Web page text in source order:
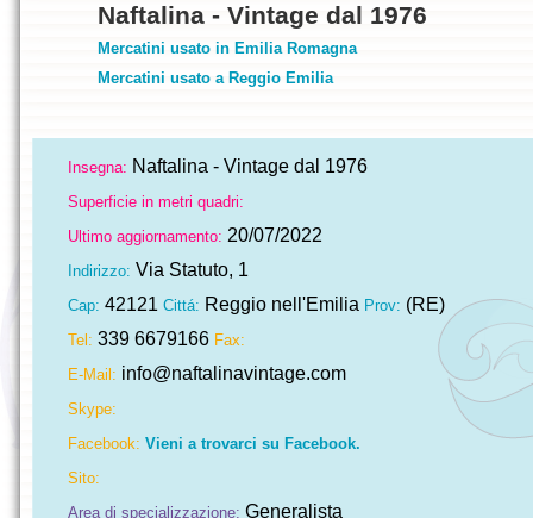
Naftalina - Vintage dal 1976
Mercatini usato in Emilia Romagna
Mercatini usato a Reggio Emilia
Insegna: Naftalina - Vintage dal 1976
Superficie in metri quadri:
Ultimo aggiornamento: 20/07/2022
Indirizzo: Via Statuto, 1
Cap: 42121 Cittá: Reggio nell'Emilia Prov: (RE)
Tel: 339 6679166 Fax:
E-Mail: info@naftalinavintage.com
Skype:
Facebook: Vieni a trovarci su Facebook.
Sito:
Area di specializzazione: Generalista